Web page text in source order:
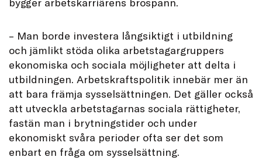
– Man borde investera långsiktigt i utbildning
och jämlikt stöda olika arbetstagargruppers
ekonomiska och sociala möjligheter att delta i
utbildningen. Arbetskraftspolitik innebär mer än
att bara främja sysselsättningen. Det gäller också
att utveckla arbetstagarnas sociala rättigheter,
fastän man i brytningstider och under
ekonomiskt svåra perioder ofta ser det som
enbart en fråga om sysselsättning.